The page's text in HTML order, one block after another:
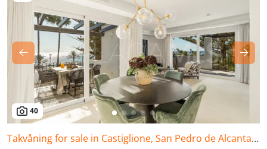
40
Takvåning for sale in Castiglione, San Pedro de Alcantara